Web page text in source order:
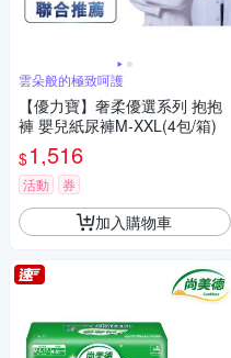
雲朵般的極致呵護
【優力寶】奢柔優選系列 抱抱
褲 嬰兒紙尿褲M-XXL(4包/箱)
$1,516
活動 券
加入購物車